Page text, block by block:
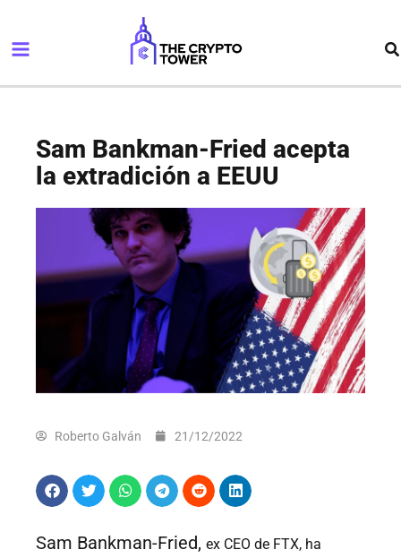
contenido
Menu
Sam Bankman-Fried acepta
la extradición a EEUU
Roberto Galván 21/12/2022
Sam Bankman-Fried, ex CEO de FTX, ha